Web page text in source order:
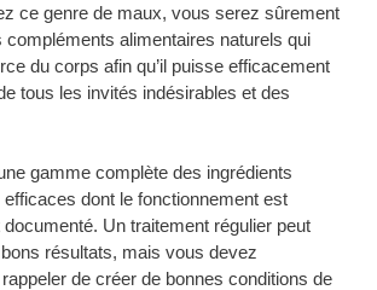
ce genre de maux, vous serez sûrement
compléments alimentaires naturels qui
du corps afin qu’il puisse efficacement
tous les invités indésirables et des
gamme complète des ingrédients
dont le fonctionnement est
Un traitement régulier peut
résultats, mais vous devez
de créer de bonnes conditions de